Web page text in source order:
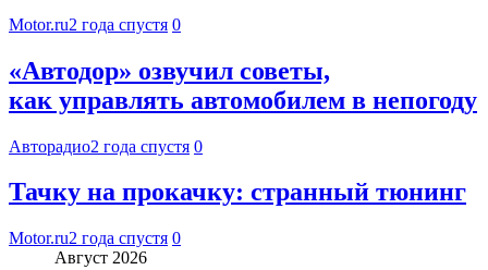
Motor.ru2 года спустя 0
«Автодор» озвучил советы,
как управлять автомобилем в непогоду
Авторадио2 года спустя 0
Тачку на прокачку: странный тюнинг
Motor.ru2 года спустя 0
Август 2026